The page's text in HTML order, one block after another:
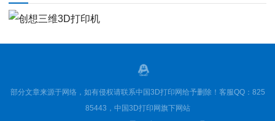
部分文章来源于网络，如有侵权请联系中国3D打印网给予删除！客服QQ：825
85443，中国3D打印网旗下网站